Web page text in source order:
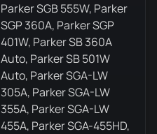
Parker SGB 555W, Parker
SGP 360A, Parker SGP
401W, Parker SB 360A
Auto, Parker SB 501W
Auto, Parker SGA-LW
305A, Parker SGA-LW
355A, Parker SGA-LW
455A, Parker SGA-455HD,